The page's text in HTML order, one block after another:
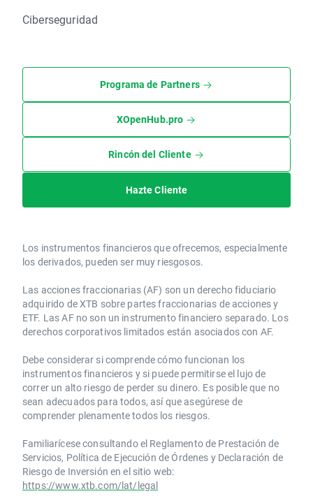
Ciberseguridad
Programa de Partners
XOpenHub.pro
Rincón del Cliente
Hazte Cliente
Los instrumentos financieros que ofrecemos, especialmente
los derivados, pueden ser muy riesgosos.
Las acciones fraccionarias (AF) son un derecho fiduciario
adquirido de XTB sobre partes fraccionarias de acciones y
ETF. Las AF no son un instrumento financiero separado. Los
derechos corporativos limitados están asociados con AF.
Debe considerar si comprende cómo funcionan los
instrumentos financieros y si puede permitirse el lujo de
correr un alto riesgo de perder su dinero. Es posible que no
sean adecuados para todos, así que asegúrese de
comprender plenamente todos los riesgos.
Familiarícese consultando el Reglamento de Prestación de
Servicios, Política de Ejecución de Órdenes y Declaración de
Riesgo de Inversión en el sitio web:
https://www.xtb.com/lat/legal